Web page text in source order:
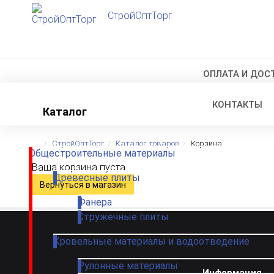
СтройОптТорг
ОПЛАТА И
КОНТАКТЫ
Каталог
Общестроительные материалы
Древесные плиты
Фанера
Стружечные плиты
Кровельные материалы и водоотведение
Рулонные материалы
СтройОптТорг Каталог товаров Корзина
Ваша корзина пуста.
Вернуться в магазин